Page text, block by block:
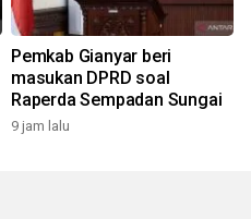
Pemkab Gianyar beri
masukan DPRD soal
Raperda Sempadan Sungai
9 jam lalu